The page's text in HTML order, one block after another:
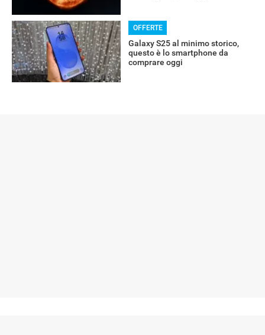
OFFERTE
Galaxy S25 al minimo storico,
questo è lo smartphone da
comprare oggi